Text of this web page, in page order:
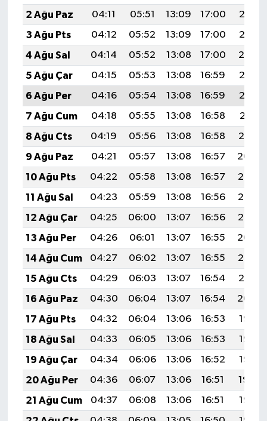
2 Ağu Paz
04:11 05:51 13:09 17:00
20:17
3 Ağu Pts
04:12 05:52 13:09 17:00
20:16
4 Ağu Sal
04:14 05:52 13:08 17:00
20:14
5 Ağu Çar
04:15 05:53 13:08 16:59
20:13
6 Ağu Per
04:16 05:54 13:08 16:59
20:12
7 Ağu Cum
04:18 05:55 13:08 16:58
20:11
8 Ağu Cts
04:19 05:56 13:08 16:58
20:10
9 Ağu Paz
04:21 05:57 13:08 16:57
20:09
10 Ağu Pts
04:22 05:58 13:08 16:57
20:08
11 Ağu Sal
04:23 05:59 13:08 16:56
20:06
12 Ağu Çar
04:25 06:00 13:07 16:56
20:05
13 Ağu Per
04:26 06:01 13:07 16:55
20:04
14 Ağu Cum
04:27 06:02 13:07 16:55
20:02
15 Ağu Cts
04:29 06:03 13:07 16:54
20:01
16 Ağu Paz
04:30 06:04 13:07 16:54
20:00
17 Ağu Pts
04:32 06:04 13:06 16:53
19:58
18 Ağu Sal
04:33 06:05 13:06 16:53
19:57
19 Ağu Çar
04:34 06:06 13:06 16:52
19:56
20 Ağu Per
04:36 06:07 13:06 16:51
19:54
21 Ağu Cum
04:37 06:08 13:06 16:51
19:53